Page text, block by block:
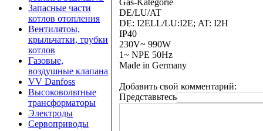
Запасные части
котлов отопления
Вентилятоы,
крыльчатки, трубки
котлов
Газовые,
воздушные клапана
VV Danfoss
Высоковольтные
трансформаторы
Электроды
Сервоприводы
DE/LU/AT
DE: I2ELL/LU:I2E; AT: I2H
IP40
230V~ 990W
1~ NPE 50Hz
Made in Germany
Добавить свой комментарий:
Представьтесь